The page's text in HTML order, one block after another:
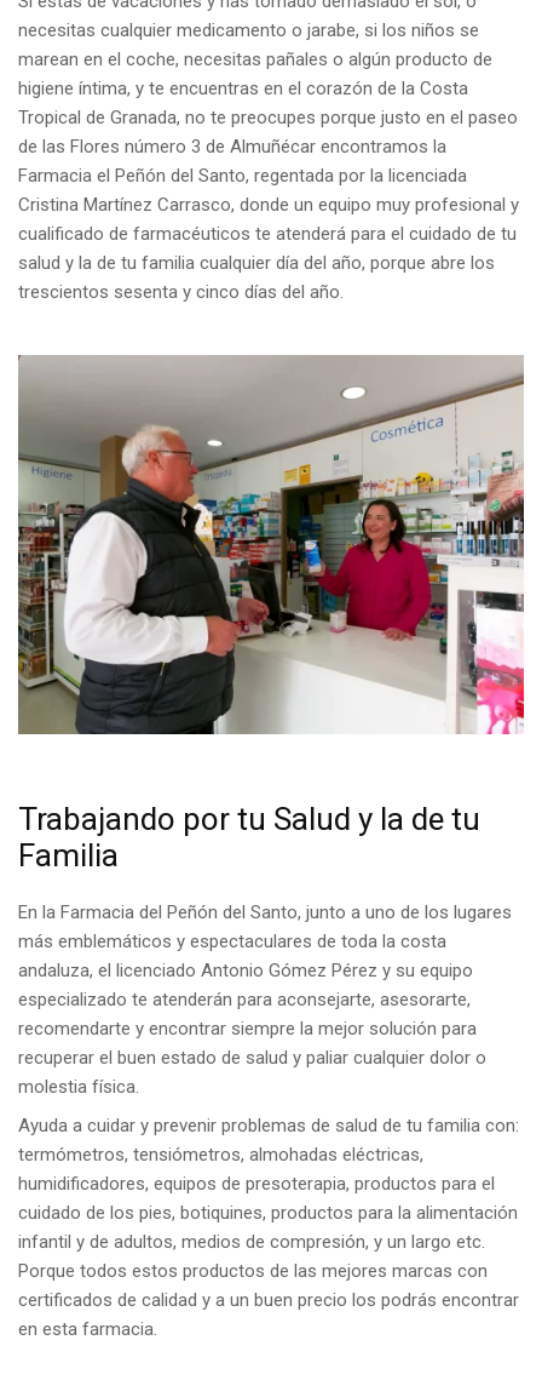
necesitas cualquier medicamento o jarabe, si los niños se
marean en el coche, necesitas pañales o algún producto de
higiene íntima, y te encuentras en el corazón de la Costa
Tropical de Granada, no te preocupes porque justo en el paseo
de las Flores número 3 de Almuñécar encontramos la
Farmacia el Peñón del Santo, regentada por la licenciada
Cristina Martínez Carrasco, donde un equipo muy profesional y
cualificado de farmacéuticos te atenderá para el cuidado de tu
salud y la de tu familia cualquier día del año, porque abre los
trescientos sesenta y cinco días del año.
Trabajando por tu Salud y la de tu
Familia
En la Farmacia del Peñón del Santo, junto a uno de los lugares
más emblemáticos y espectaculares de toda la costa
andaluza, el licenciado Antonio Gómez Pérez y su equipo
especializado te atenderán para aconsejarte, asesorarte,
recomendarte y encontrar siempre la mejor solución para
recuperar el buen estado de salud y paliar cualquier dolor o
molestia física.
Ayuda a cuidar y prevenir problemas de salud de tu familia con:
termómetros, tensiómetros, almohadas eléctricas,
humidificadores, equipos de presoterapia, productos para el
cuidado de los pies, botiquines, productos para la alimentación
infantil y de adultos, medios de compresión, y un largo etc.
Porque todos estos productos de las mejores marcas con
certificados de calidad y a un buen precio los podrás encontrar
en esta farmacia.